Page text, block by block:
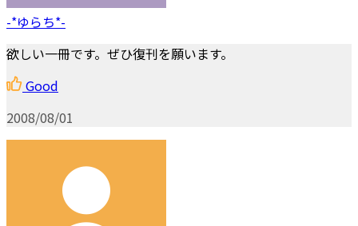
-*ゆらち*-
欲しい一冊です。ぜひ復刊を願います。
Good
2008/08/01